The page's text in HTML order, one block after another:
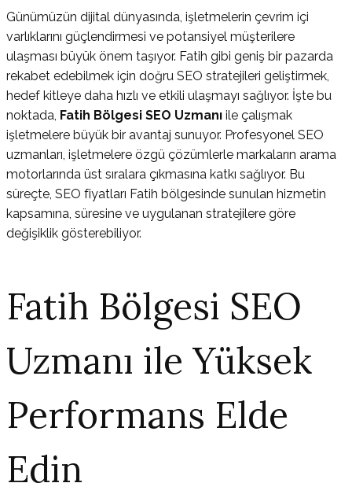
Günümüzün dijital dünyasında, işletmelerin çevrim içi
varlıklarını güçlendirmesi ve potansiyel müşterilere
ulaşması büyük önem taşıyor. Fatih gibi geniş bir pazarda
rekabet edebilmek için doğru SEO stratejileri geliştirmek,
hedef kitleye daha hızlı ve etkili ulaşmayı sağlıyor. İşte bu
noktada, Fatih Bölgesi SEO Uzmanı ile çalışmak
işletmelere büyük bir avantaj sunuyor. Profesyonel SEO
uzmanları, işletmelere özgü çözümlerle markaların arama
motorlarında üst sıralara çıkmasına katkı sağlıyor. Bu
süreçte, SEO fiyatları Fatih bölgesinde sunulan hizmetin
kapsamına, süresine ve uygulanan stratejilere göre
değişiklik gösterebiliyor.
Fatih Bölgesi SEO
Uzmanı ile Yüksek
Performans Elde
Edin